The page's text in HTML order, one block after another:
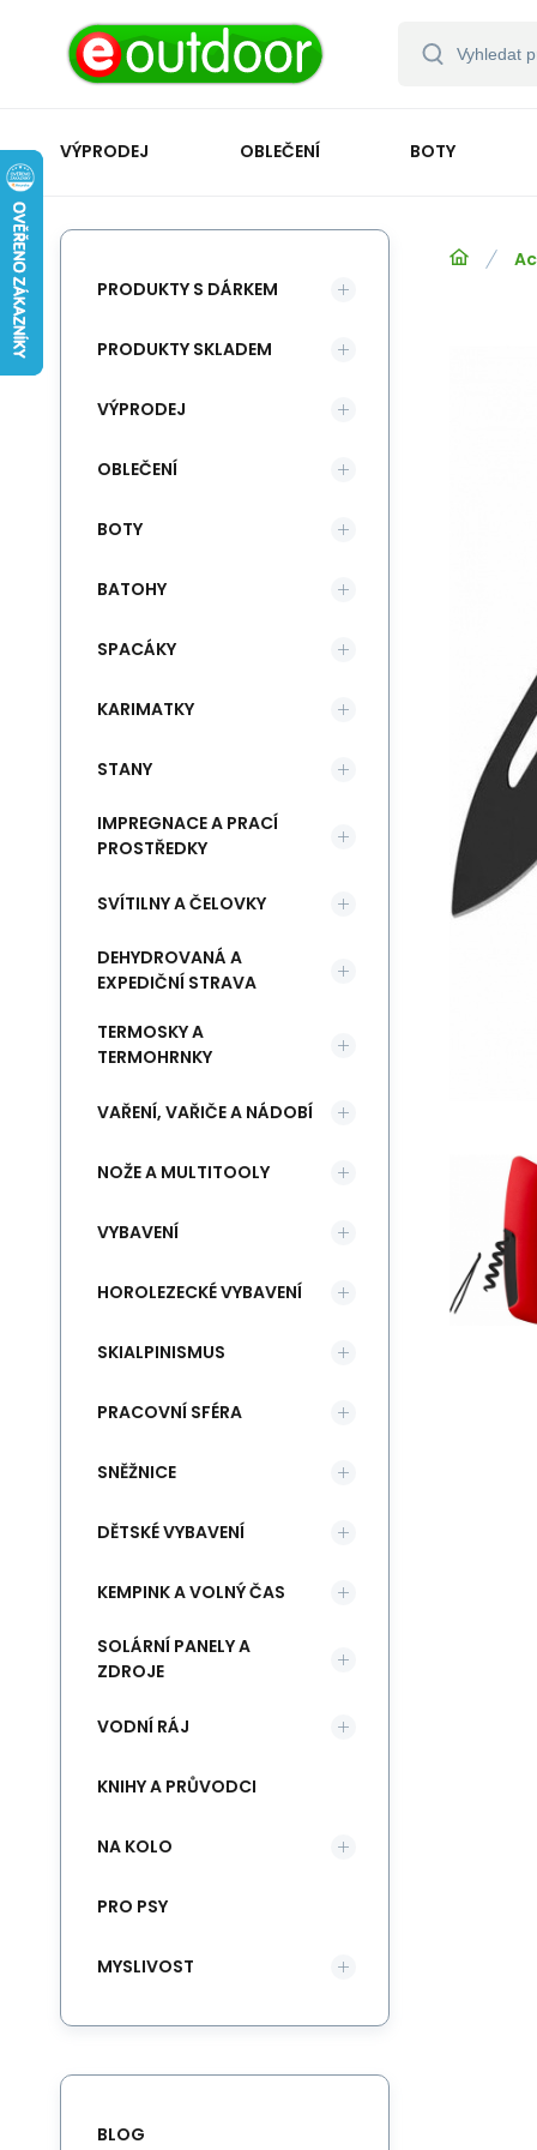
VÝPRODEJ OBLEČENÍ BOTY
PRODUKTY S DÁRKEM
PRODUKTY SKLADEM
VÝPRODEJ
OBLEČENÍ
BOTY
BATOHY
SPACÁKY
KARIMATKY
STANY
IMPREGNACE A PRACÍ
PROSTŘEDKY
SVÍTILNY A ČELOVKY
DEHYDROVANÁ A
EXPEDIČNÍ STRAVA
TERMOSKY A
TERMOHRNKY
VAŘENÍ, VAŘIČE A NÁDOBÍ
NOŽE A MULTITOOLY
VYBAVENÍ
HOROLEZECKÉ VYBAVENÍ
SKIALPINISMUS
PRACOVNÍ SFÉRA
SNĚŽNICE
DĚTSKÉ VYBAVENÍ
KEMPINK A VOLNÝ ČAS
SOLÁRNÍ PANELY A
ZDROJE
VODNÍ RÁJ
KNIHY A PRŮVODCI
NA KOLO
PRO PSY
MYSLIVOST
BLOG